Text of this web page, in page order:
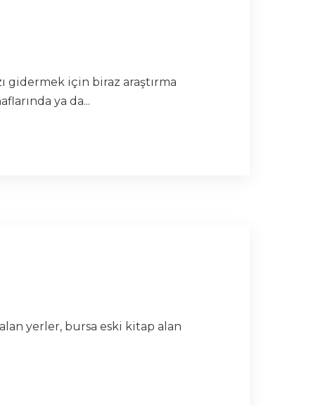
gidermek için biraz araştırma
ya da...
yerler, bursa eski kitap alan